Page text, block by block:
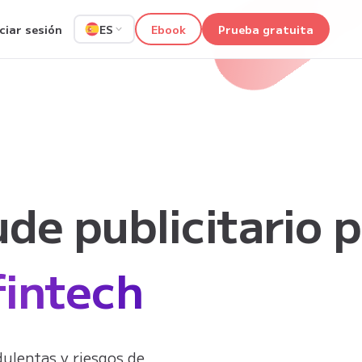
sesión ES Ebook Prueba gratuita
publicitario
y riesgos de